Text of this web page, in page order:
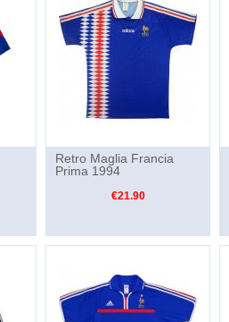
Retro Maglia Francia
Prima 1994
€21.90